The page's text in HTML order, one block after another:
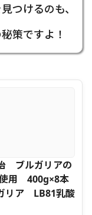
つけるのも、
策ですよ！
ブルガリアの
用 400g×8本
リア LB81乳酸